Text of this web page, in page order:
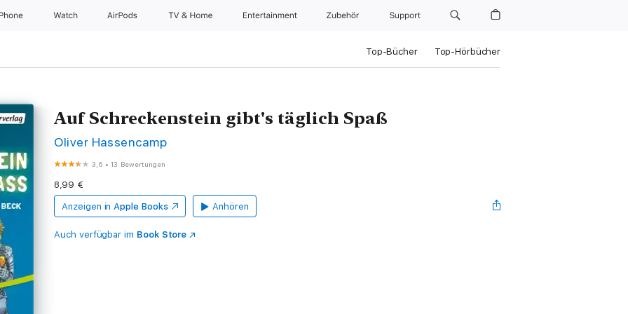
Watch AirPods TV & Home Entertainment Zubehör Support
Top-Bücher Top-Hörbücher
Auf Schreckenstein gibt's täglich Spaß
Oliver Hassencamp
3,6 •13 Bewertungen
8,99 €
Anzeigen in Apple Books Anhören
Auch verfügbar im Book Store